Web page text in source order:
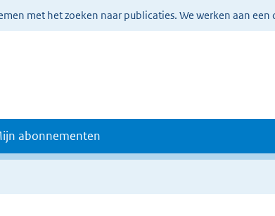
met het zoeken naar publicaties. We werken aan een
abonnementen